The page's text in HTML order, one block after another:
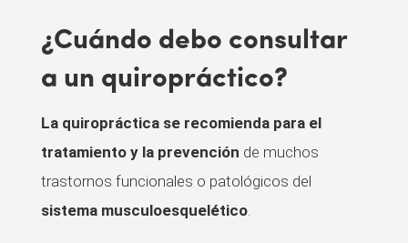
¿Cuándo debo consultar
a un quiropráctico?
La quiropráctica se recomienda para el
tratamiento y la prevención de muchos
trastornos funcionales o patológicos del
sistema musculoesquelético.